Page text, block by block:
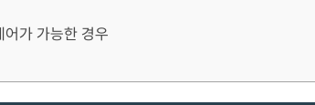
가 가능한 경우